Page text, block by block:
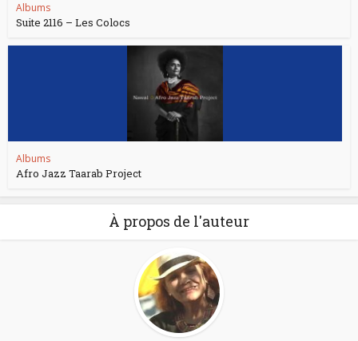
Albums
Suite 2116 – Les Colocs
Albums
Afro Jazz Taarab Project
À propos de l'auteur